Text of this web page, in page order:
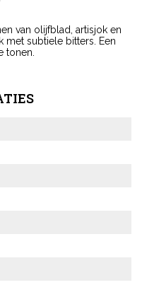
van olijfblad, artisjok en
met subtiele bitters. Een
tonen.